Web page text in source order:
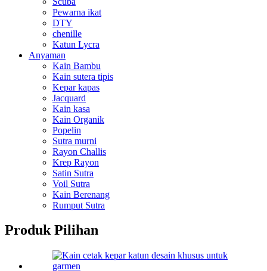
Pewarna ikat
DTY
chenille
Katun Lycra
Anyaman
Kain Bambu
Kain sutera tipis
Kepar kapas
Jacquard
Kain kasa
Kain Organik
Popelin
Sutra murni
Rayon Challis
Krep Rayon
Satin Sutra
Voil Sutra
Kain Berenang
Rumput Sutra
Produk Pilihan